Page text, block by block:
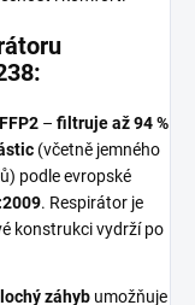
– filtruje až 94 %
(včetně jemného
podle evropské
. Respirátor je
konstrukci vydrží po
záhyb umožňuje